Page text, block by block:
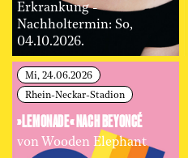
Erkrankung -
Nachholtermin: So,
04.10.2026.
Mi, 24.06.2026
Rhein-Neckar-Stadion
»LEMONADE« NACH BEYONCÉ
von Wooden Elephant